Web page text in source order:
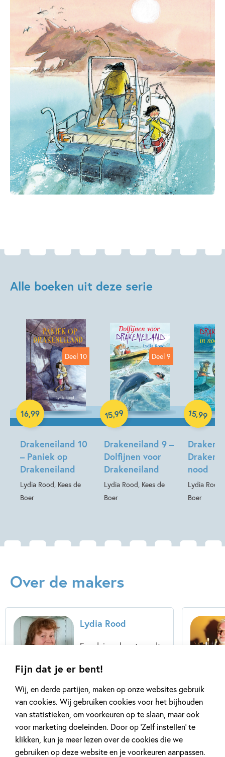
Fijn dat je er bent!
Wij, en derde partijen, maken op onze websites gebruik
van cookies. Wij gebruiken cookies voor het bijhouden
van statistieken, om voorkeuren op te slaan, maar ook
voor marketing doeleinden. Door op ‘Zelf instellen’ te
klikken, kun je meer lezen over de cookies die we
gebruiken op deze website en je voorkeuren aanpassen.
Alle boeken uit deze serie
Deel 10
Drakeneiland 10
– Paniek op
Drakeneiland
Lydia Rood, Kees de
Boer
16,99
Hardcover
Deel 9
Drakeneiland 9 –
Dolfijnen voor
Drakeneiland
Lydia Rood, Kees de
Boer
15,99
Paperback
nood
Lydia
Boer
15,99
Paperback
Over de makers
Lydia Rood
Een duizendpoot wordt
omdat ze zo veel
verschillende soorten
verhalen schrijft.
Spannende en droevige,
ernstige en grappige,...
Lees meer